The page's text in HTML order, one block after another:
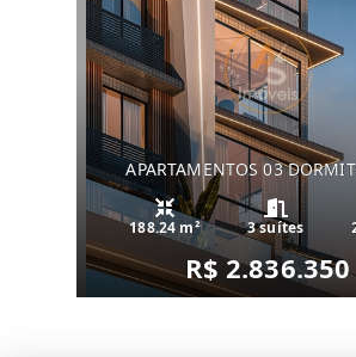
APARTAMENTOS 03
188.24 m² 3 suítes
R$ 2.836.350